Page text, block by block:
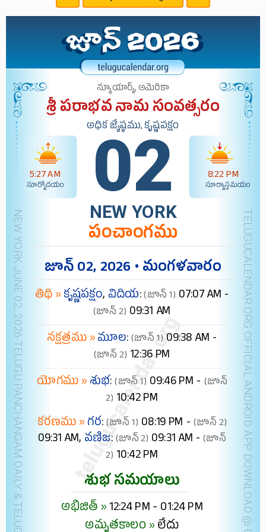
NEW YORK JUNE 02, 2026 TELUGU PANCHANGAM DAILY & TELUGU FESTIVALS (IST) TELUGUCALENDAR.ORG OFFICIAL ANDROID APP
న్యూయార్క్, అమెరికా
శ్రీ పరాభవ నామ సంవత్సరం
అధిక జ్యేష్ఠము, కృష్ణపక్షం
5:27 AM
సూర్యోదయం
8:22 PM
సూర్యాస్తమయం
02
NEW YORK
పంచాంగము
జూన్ 02, 2026 • మంగళవారం
తిథి » కృష్ణపక్షం, విదియ:(జూన్ 1) 07:07 AM -
(జూన్ 2) 09:31 AM
నక్షత్రము »మూల:(జూన్ 1) 09:38 AM -
(జూన్ 2) 12:36 PM
యోగము » శుభ:(జూన్ 1) 09:46 PM - (జూన్
2) 10:42 PM
కరణము » గర:(జూన్ 1) 08:19 PM -(జూన్ 2)
09:31 AM, వణిజ:(జూన్ 2) 09:31 AM -(జూన్
2) 10:42 PM
శుభ సమయాలు
అభిజిత్ » 12:24 PM - 01:24 PM
అమృతకాలం » లేదు